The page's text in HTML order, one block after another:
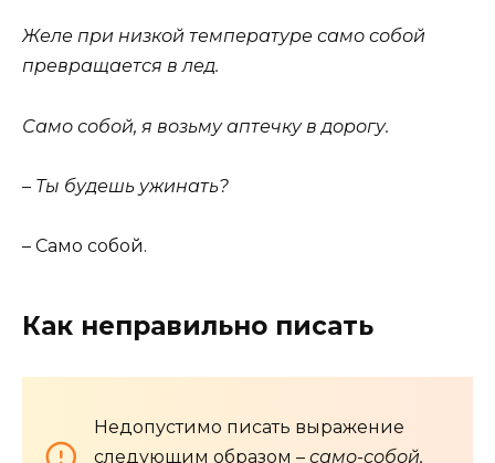
Желе при низкой температуре само собой
превращается в лед.
Само собой, я возьму аптечку в дорогу.
– Ты будешь ужинать?
– Само собой.
Как неправильно писать
Недопустимо писать выражение
следующим образом – само-собой,